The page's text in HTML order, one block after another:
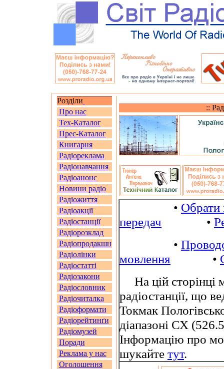
Розділи
Про нас
Тех-Каталог
Прес-Каталог
Книгарня
Радіореклама
Радіонавчання
Радіоанонс
Новини радіо
Радіожиття
Радіоакції
Радіостанції
Радіорозклад
Радіопродакшн
Радіолінки
Радіостатті
Радіозакони
Радіословник
Радіочиталка
Радіоформати
Радіорейтинґи
Радіомузей
Поради
Реклама у нас
Оголошення
::
• Обрати
передач •
•
мовлення •
На цій сторінці
радіостанції, що
Токмак
діапазоні СХ
Інформацію про
шукайте тут.